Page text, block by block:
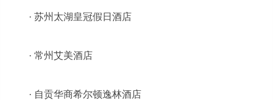
· 苏州太湖皇冠假日酒店
· 常州艾美酒店
· 自贡华商希尔顿逸林酒店